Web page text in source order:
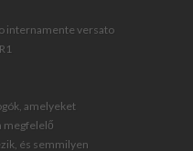
internamente versato
amelyeket
megfelelő
és semmilyen